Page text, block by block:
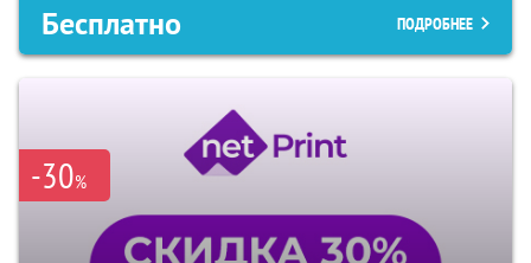
Бесплатно ПОДРОБНЕЕ
-30%